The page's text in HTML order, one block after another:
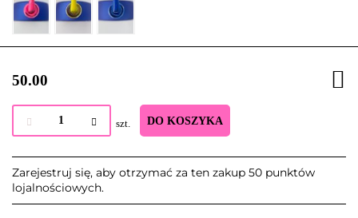
50.00
szt. DO KOSZYKA
Zarejestruj się, aby otrzymać za ten zakup 50 punktów
lojalnościowych.